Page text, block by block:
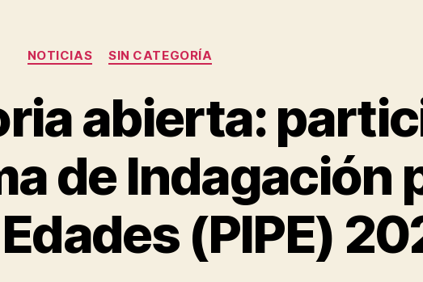
Categorías
NOTICIAS SIN CATEGORÍA
abierta:
de Indagación
(PIPE)